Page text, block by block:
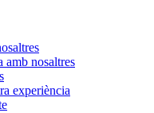
amb nosaltres
experiència